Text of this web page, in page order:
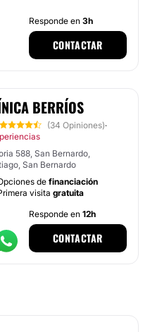
Responde en 3h
CONTACTAR
BERRÍOS
(34 Opiniones)·
588, San Bernardo,
San Bernardo
de financiación
visita gratuita
Responde en 12h
CONTACTAR